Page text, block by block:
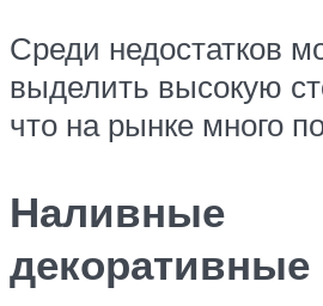
Среди недостатков
выделить высокую
что на рынке много
Наливные